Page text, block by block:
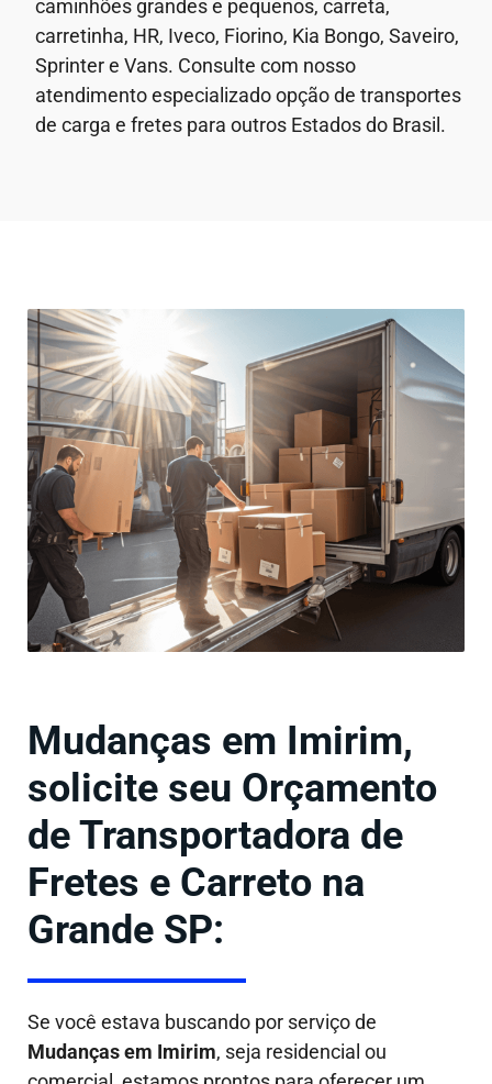
caminhões grandes e pequenos, carreta,
carretinha, HR, Iveco, Fiorino, Kia Bongo, Saveiro,
Sprinter e Vans. Consulte com nosso
atendimento especializado opção de transportes
de carga e fretes para outros Estados do Brasil.
Mudanças em Imirim,
solicite seu Orçamento
de Transportadora de
Fretes e Carreto na
Grande SP:
Se você estava buscando por serviço de
Mudanças em Imirim, seja residencial ou